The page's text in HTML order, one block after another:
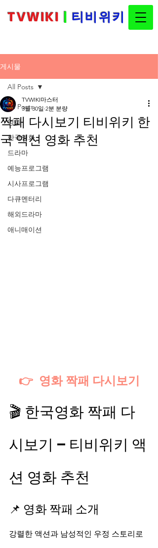
TVWIKI | 티비위키
게시물
All Posts
영화
한국영화
드라마
예능프로그램
시사프로그램
다큐멘터리
해외드라마
애니매이션
All Posts
짝패 다시보기 티비위키 한
국 액션 영화 추천
TVWIKI마스터
3월 30일 2분 분량
👉  영화 짝패 다시보기
🎬 한국영화 짝패 다
시보기 – 티비위키 액
션 영화 추천
📌 영화 짝패 소개
강렬한 액션과 남성적인 우정 스토리로